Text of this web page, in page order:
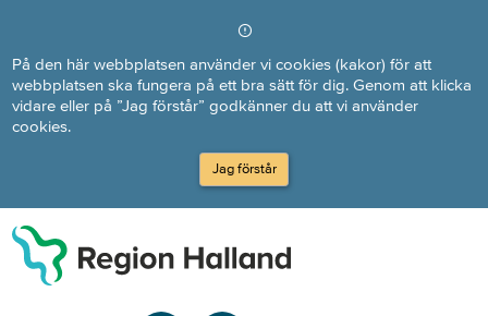
På den här webbplatsen använder vi cookies (kakor) för att
webbplatsen ska fungera på ett bra sätt för dig. Genom att klicka
vidare eller på ”Jag förstår” godkänner du att vi använder
cookies.
Jag förstår